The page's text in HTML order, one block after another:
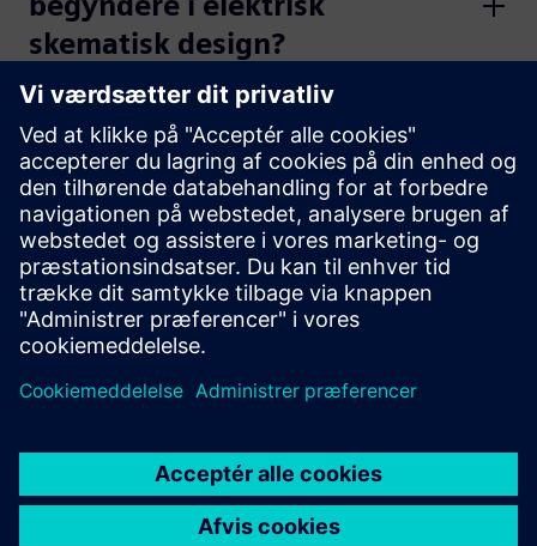
skematisk design?
Skal jeg installere noget for at
bruge Essentials-planen?
Kan jeg skifte mellem
månedlig og årlig fakturering?
senere?